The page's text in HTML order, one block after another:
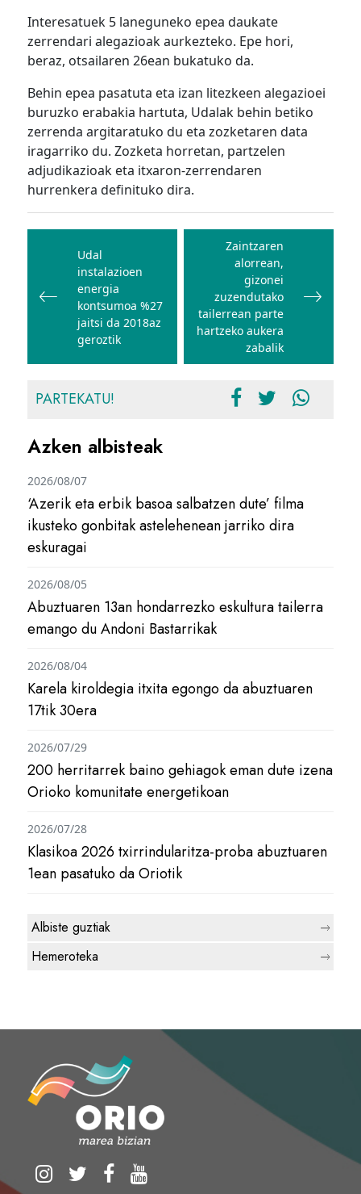
Interesatuek 5 laneguneko epea daukate
zerrendari alegazioak aurkezteko. Epe hori,
beraz, otsailaren 26ean bukatuko da.
Behin epea pasatuta eta izan litezkeen alegazioei
buruzko erabakia hartuta, Udalak behin betiko
zerrenda argitaratuko du eta zozketaren data
iragarriko du. Zozketa horretan, partzelen
adjudikazioak eta itxaron-zerrendaren
hurrenkera definituko dira.
Bidalketetan
zehar
nabigatu
Udal
instalazioen
energia
kontsumoa %27
jaitsi da 2018az
geroztik
Zaintzaren
alorrean,
gizonei
zuzendutako
tailerrean parte
hartzeko aukera
zabalik
PARTEKATU!
Azken albisteak
‘Azerik eta erbik basoa salbatzen dute’ filma
ikusteko gonbitak astelehenean jarriko dira
eskuragai
2026/08/07
Abuztuaren 13an hondarrezko eskultura tailerra
emango du Andoni Bastarrikak
2026/08/05
Karela kiroldegia itxita egongo da abuztuaren
17tik 30era
2026/08/04
200 herritarrek baino gehiagok eman dute izena
Orioko komunitate energetikoan
2026/07/29
Klasikoa 2026 txirrindularitza-proba abuztuaren
1ean pasatuko da Oriotik
2026/07/28
Albiste guztiak
Hemeroteka